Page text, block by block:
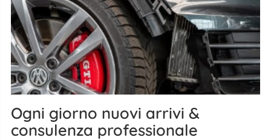
Ogni giorno nuovi arrivi &
consulenza professionale